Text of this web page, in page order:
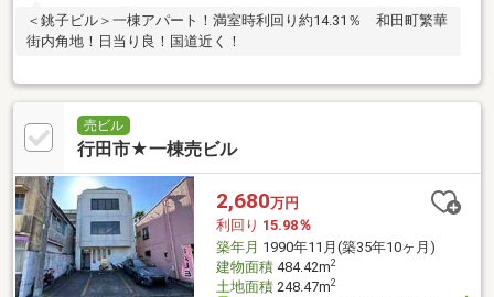
＜銚子ビル＞一棟アパート！満室時利回り約14.31％ 和田町繁華
街内角地！日当り良！国道近く！
売ビル
行田市★一棟売ビル
2,680万円
利回り 15.98％
築年月 1990年11月(築35年10ヶ月)
建物面積484.42m2
土地面積248.47m2